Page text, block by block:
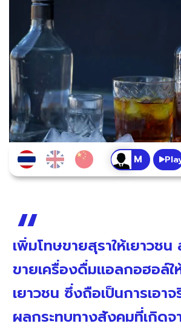
เพิ่มโทษขายสุราให้เยาวช
ขายเครื่องดื่มแอลกอฮอล์ใ
เยาวชน ซึ่งถือเป็นการเอา
ผลกระทบทางสังคมที่เกิดจ